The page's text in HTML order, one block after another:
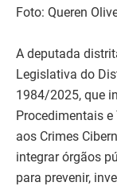
Foto: Queren
A deputada
Legislativa do
1984/2025, que
Procedimentais
aos Crimes
integrar órgãos
para prevenir,